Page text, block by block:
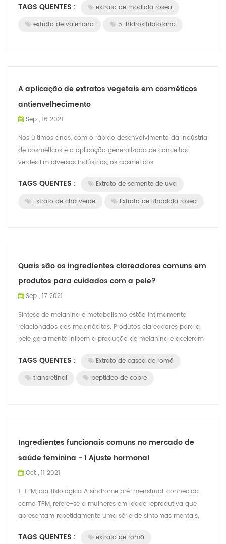
TAGS QUENTES :
extrato de rhodiola rosea
extrato de valeriana
5-hidroxitriptofano
A aplicação de extratos vegetais em cosméticos
antienvelhecimento
Sep , 16 2021
Nos últimos anos, com o rápido desenvolvimento da indústria
de cosméticos e a aplicação generalizada de conceitos
verdes Em diversas indústrias, os cosméticos
TAGS QUENTES :
Extrato de semente de uva
Extrato de chá verde
Extrato de Rhodiola rosea
Quais são os ingredientes clareadores comuns em
produtos para cuidados com a pele?
Sep , 17 2021
Síntese de melanina e metabolismo estão intimamente
relacionados aos melanócitos. Produtos clareadores para a
pele geralmente inibem a produção de melanina e aceleram
TAGS QUENTES :
Extrato de casca de romã
transretinal
peptídeo de cobre
Ingredientes funcionais comuns no mercado de
saúde feminina - 1 Ajuste hormonal
Oct , 11 2021
1. TPM, dor fisiológica A síndrome pré-menstrual, conhecida
como TPM, refere-se a mulheres em idade reprodutiva que
apresentam repetidamente uma série de sintomas mentais,
TAGS QUENTES :
extrato de romã